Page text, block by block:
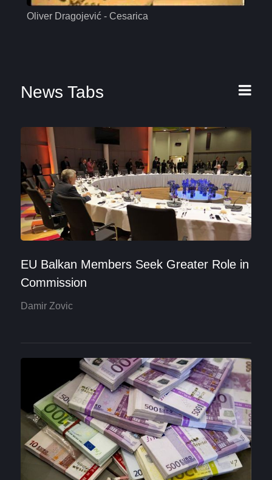
Oliver Dragojević - Cesarica
News Tabs
EU Balkan Members Seek Greater Role in
Commission
Damir Zovic